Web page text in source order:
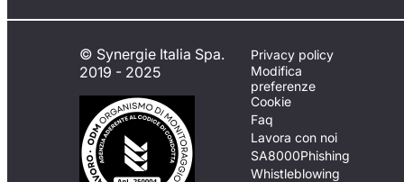
© Synergie Italia Spa.
2019 - 2025
Privacy policy
Modifica
preferenze
Cookie
Faq
Lavora con noi
SA8000Phishing
Whistleblowing